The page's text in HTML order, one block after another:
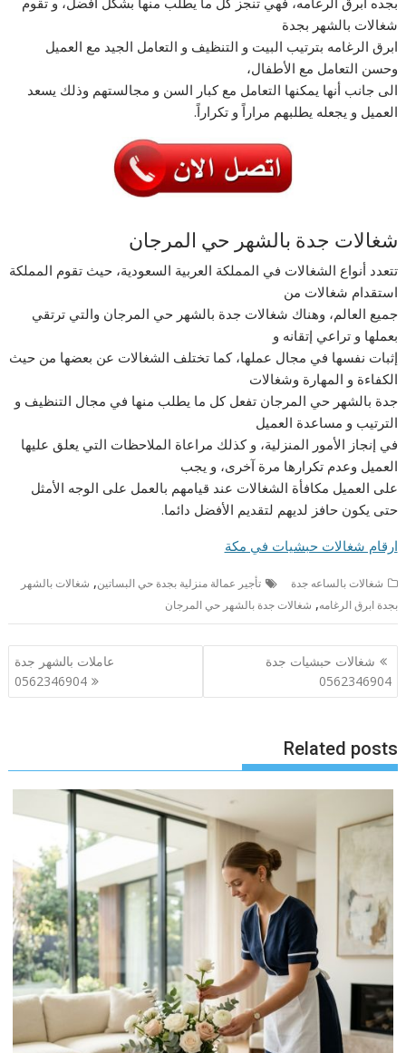
شغالات بالشهر بجدة
ابرق الرغامه بترتيب البيت و التنظيف و التعامل الجيد مع العميل
وحسن التعامل مع الأطفال،
الى جانب أنها يمكنها التعامل مع كبار السن و مجالستهم وذلك يسعد
العميل و يجعله يطلبهم مراراً و تكراراً.
شغالات جدة بالشهر حي المرجان
تتعدد أنواع الشغالات في المملكة العربية السعودية، حيث تقوم المملكة
استقدام شغالات من
جميع العالم، وهناك شغالات جدة بالشهر حي المرجان والتي ترتقي
بعملها و تراعي إتقانه و
إثبات نفسها في مجال عملها، كما تختلف الشغالات عن بعضها من حيث
الكفاءة و المهارة وشغالات
جدة بالشهر حي المرجان تفعل كل ما يطلب منها في مجال التنظيف و
الترتيب و مساعدة العميل
في إنجاز الأمور المنزلية، و كذلك مراعاة الملاحظات التي يعلق عليها
العميل وعدم تكرارها مرة آخرى، و يجب
على العميل مكافأة الشغالات عند قيامهم بالعمل على الوجه الأمثل
حتى يكون حافز لديهم لتقديم الأفضل دائما.
ارقام شغالات حبشيات في مكة
شغالات بالساعه جدة تأجير عمالة منزلية بجدة حي البساتين, شغالات بالشهر
بجدة ابرق الرغامه, شغالات جدة بالشهر حي المرجان
تصفّح
المقالات
شغالات حبشيات جدة
0562346904
عاملات بالشهر جدة
0562346904
Related posts